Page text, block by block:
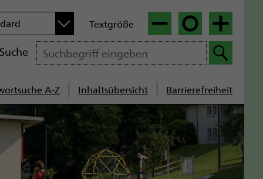
Textgröße
Suche
A-Z Inhaltsübersicht Barrierefreiheit